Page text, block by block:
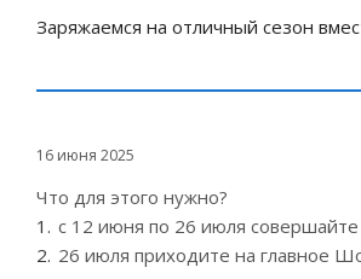
Заряжаемся на отличный сезон
16 июня 2025
Что для этого нужно?
с 12 июня по 26 июля совершайте
26 июля приходите на главное